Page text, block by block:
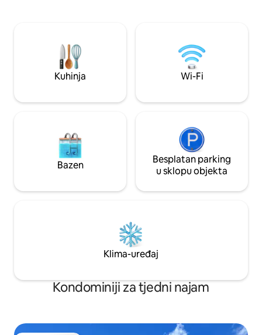
tenis na pijesku)
sportski teren.
nalazi se i mini
Kuhinja Wi-Fi
Bazen
Besplatan parking
u sklopu objekta
Klima-uređaj
Kondominiji za tjedni najam